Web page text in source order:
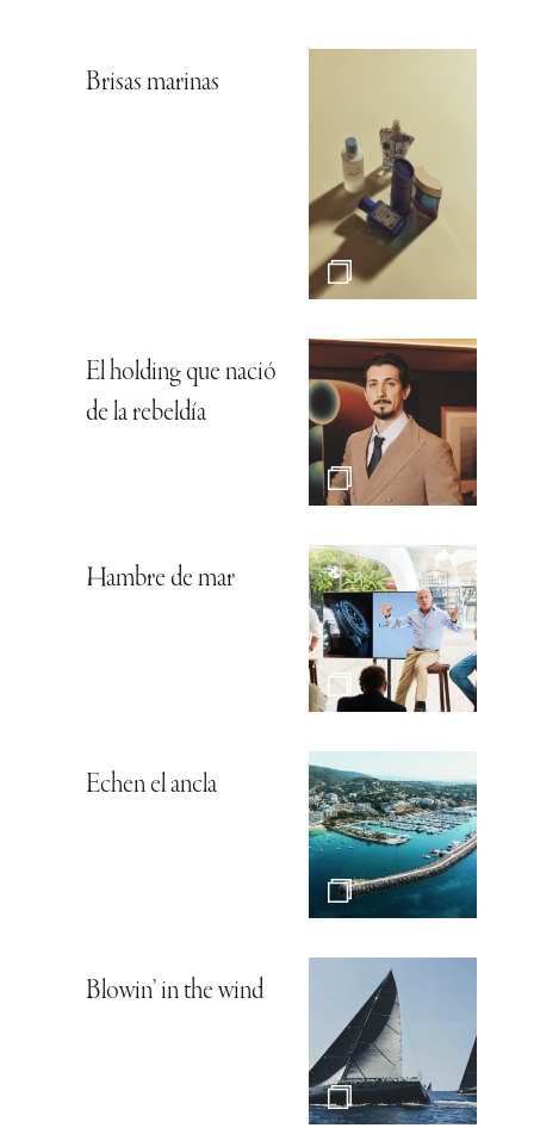
Brisas marinas
El holding que nació
de la rebeldía
Hambre de mar
Echen el ancla
Blowin’ in the wind